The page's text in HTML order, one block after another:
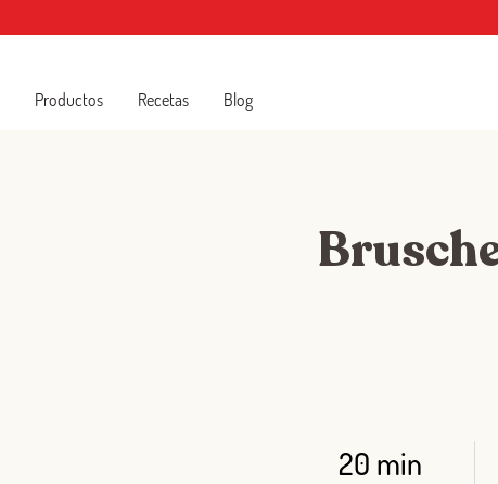
Productos Recetas Blog
20 min